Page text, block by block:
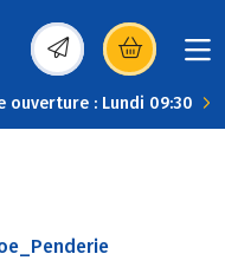
(s’ouvre dans une
ouverture : Lundi 09:30